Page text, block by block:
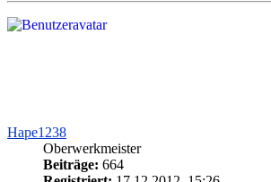
Hape1238
Oberwerkmeister
Beiträge: 664